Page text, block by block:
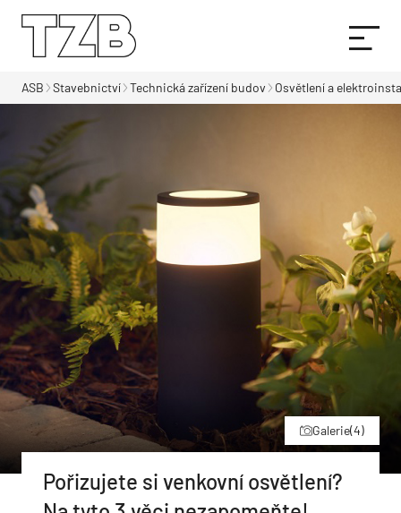
ASB Stavebnictví Technická zařízení budov Osvětlení a
Galerie(4)
Pořizujete si venkovní osvětlení?